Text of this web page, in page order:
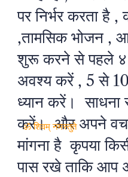
पर निर्भर करता है ,
,तामसिक भोजन ,
शुरू करने से पहले ४
अवश्य करें , 5 से 10
ध्यान करें। साधना
करें। और अपने
मांगना है कृपया
पास रखे ताकि आप
ॐ शिवम् नमस्तुते